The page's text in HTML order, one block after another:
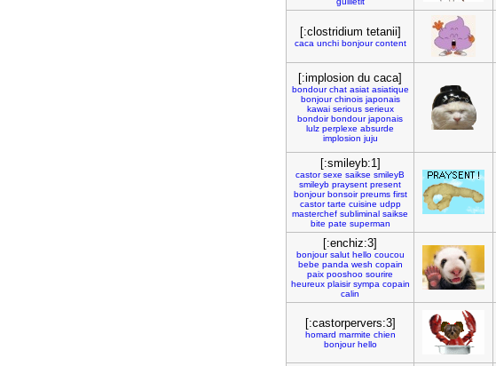
[:clostridium tetanii]
caca unchi bonjour content
[:implosion du caca]
bondour chat asiat asiatique
bonjour chinois japonais
kawai serious serieux
bondoir bondour japonais
lulz perplexe absurde
implosion juju
[:smileyb:1]
castor sexe saikse smileyB
smileyb praysent present
bonjour bonsoir preums first
castor tarte cuisine udpp
masterchef subliminal saikse
bite pate superman
[:enchiz:3]
bonjour salut hello coucou
bebe panda wesh copain
paix pooshoo sourire
heureux plaisir sympa copain
calin
[:castorpervers:3]
homard marmite chien
bonjour hello